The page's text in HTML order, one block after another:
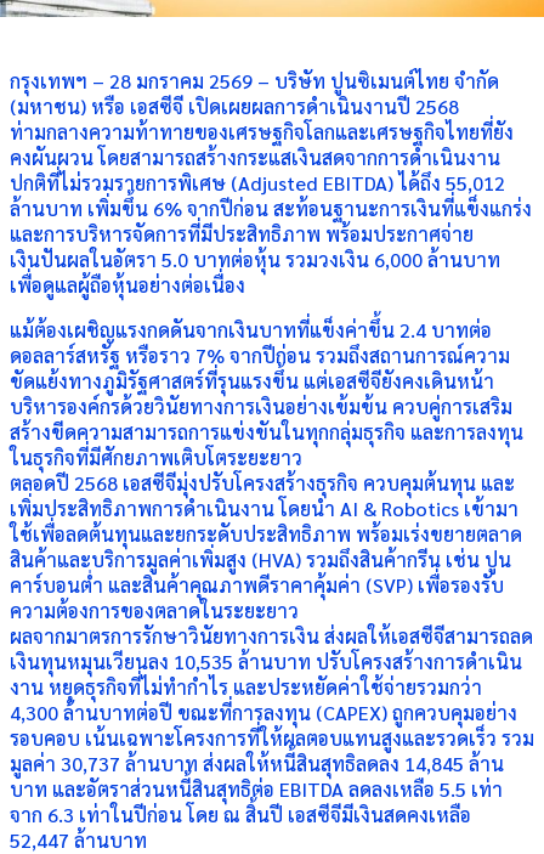
กรุงเทพฯ – 28 มกราคม 2569 – บริษัท ปูนซิเมนต์ไทย จำกัด
(มหาชน) หรือ เอสซีจี เปิดเผยผลการดำเนินงานปี 2568
ท่ามกลางความท้าทายของเศรษฐกิจโลกและเศรษฐกิจไทยที่ยัง
คงผันผวน โดยสามารถสร้างกระแสเงินสดจากการดำเนินงาน
ปกติที่ไม่รวมรายการพิเศษ (Adjusted EBITDA) ได้ถึง 55,012
ล้านบาท เพิ่มขึ้น 6% จากปีก่อน สะท้อนฐานะการเงินที่แข็งแกร่ง
และการบริหารจัดการที่มีประสิทธิภาพ พร้อมประกาศจ่าย
เงินปันผลในอัตรา 5.0 บาทต่อหุ้น รวมวงเงิน 6,000 ล้านบาท
เพื่อดูแลผู้ถือหุ้นอย่างต่อเนื่อง
แม้ต้องเผชิญแรงกดดันจากเงินบาทที่แข็งค่าขึ้น 2.4 บาทต่อ
ดอลลาร์สหรัฐ หรือราว 7% จากปีก่อน รวมถึงสถานการณ์ความ
ขัดแย้งทางภูมิรัฐศาสตร์ที่รุนแรงขึ้น แต่เอสซีจียังคงเดินหน้า
บริหารองค์กรด้วยวินัยทางการเงินอย่างเข้มข้น ควบคู่การเสริม
สร้างขีดความสามารถการแข่งขันในทุกกลุ่มธุรกิจ และการลงทุน
ในธุรกิจที่มีศักยภาพเติบโตระยะยาว
ตลอดปี 2568 เอสซีจีมุ่งปรับโครงสร้างธุรกิจ ควบคุมต้นทุน และ
เพิ่มประสิทธิภาพการดำเนินงาน โดยนำ AI & Robotics เข้ามา
ใช้เพื่อลดต้นทุนและยกระดับประสิทธิภาพ พร้อมเร่งขยายตลาด
สินค้าและบริการมูลค่าเพิ่มสูง (HVA) รวมถึงสินค้ากรีน เช่น ปูน
คาร์บอนต่ำ และสินค้าคุณภาพดีราคาคุ้มค่า (SVP) เพื่อรองรับ
ความต้องการของตลาดในระยะยาว
ผลจากมาตรการรักษาวินัยทางการเงิน ส่งผลให้เอสซีจีสามารถลด
เงินทุนหมุนเวียนลง 10,535 ล้านบาท ปรับโครงสร้างการดำเนิน
งาน หยุดธุรกิจที่ไม่ทำกำไร และประหยัดค่าใช้จ่ายรวมกว่า
4,300 ล้านบาทต่อปี ขณะที่การลงทุน (CAPEX) ถูกควบคุมอย่าง
รอบคอบ เน้นเฉพาะโครงการที่ให้ผลตอบแทนสูงและรวดเร็ว รวม
มูลค่า 30,737 ล้านบาท ส่งผลให้หนี้สินสุทธิลดลง 14,845 ล้าน
บาท และอัตราส่วนหนี้สินสุทธิต่อ EBITDA ลดลงเหลือ 5.5 เท่า
จาก 6.3 เท่าในปีก่อน โดย ณ สิ้นปี เอสซีจีมีเงินสดคงเหลือ
52,447 ล้านบาท